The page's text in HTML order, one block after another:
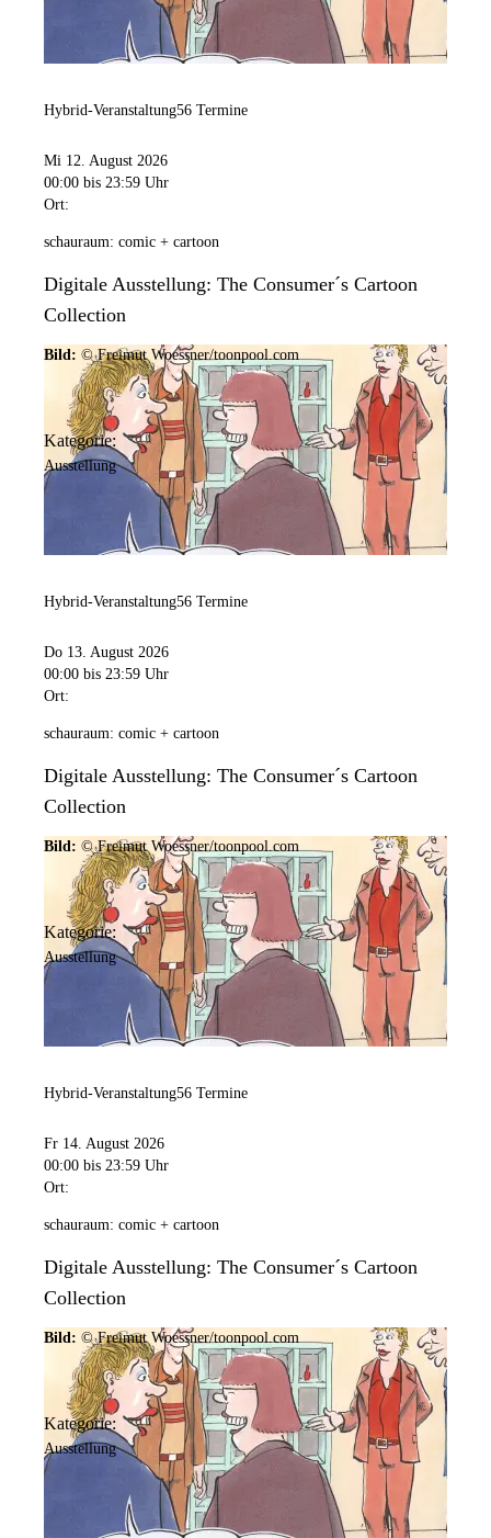
Hybrid-Veranstaltung56 Termine
Mi 12. August 2026
00:00 bis 23:59 Uhr
Ort:
schauraum: comic + cartoon
Digitale Ausstellung: The Consumer´s Cartoon
Collection
Bild: © Freimut Woessner/toonpool.com
Kategorie:
Ausstellung
Hybrid-Veranstaltung56 Termine
Do 13. August 2026
00:00 bis 23:59 Uhr
Ort:
schauraum: comic + cartoon
Digitale Ausstellung: The Consumer´s Cartoon
Collection
Bild: © Freimut Woessner/toonpool.com
Kategorie:
Ausstellung
Hybrid-Veranstaltung56 Termine
Fr 14. August 2026
00:00 bis 23:59 Uhr
Ort:
schauraum: comic + cartoon
Digitale Ausstellung: The Consumer´s Cartoon
Collection
Bild: © Freimut Woessner/toonpool.com
Kategorie:
Ausstellung